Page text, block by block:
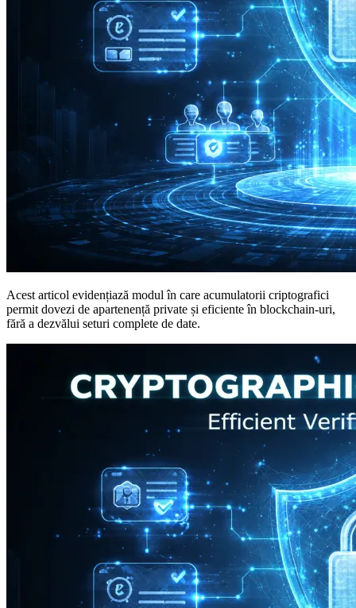
Acest articol evidențiază modul în care acumulatorii criptografici
permit dovezi de apartenență private și eficiente în blockchain-uri,
fără a dezvălui seturi complete de date.